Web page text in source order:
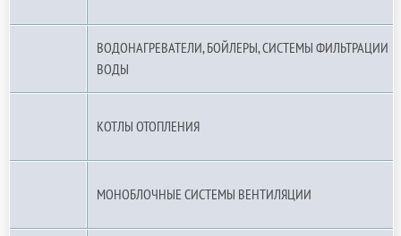
ВОДОНАГРЕВАТЕЛИ, БОЙЛЕРЫ, СИСТЕМЫ ФИЛЬТРАЦИИ
ВОДЫ
КОТЛЫ ОТОПЛЕНИЯ
МОНОБЛОЧНЫЕ СИСТЕМЫ ВЕНТИЛЯЦИИ